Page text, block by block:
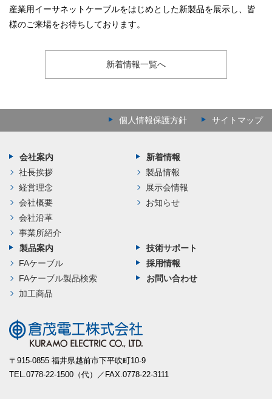
産業用イーサネットケーブルをはじめとした新製品を展示し、皆
様のご来場をお待ちしております。
新着情報一覧へ
個人情報保護方針 サイトマップ
〒915-0855 福井県越前市下平吹町10-9
TEL.0778-22-1500（代）／FAX.0778-22-3111
会社案内
社長挨拶
経営理念
会社概要
会社沿革
事業所紹介
新着情報
製品情報
展示会情報
お知らせ
製品案内
FAケーブル
FAケーブル製品検索
加工商品
技術サポート
採用情報
お問い合わせ